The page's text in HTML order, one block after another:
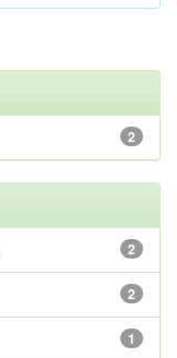
2
2
2
1